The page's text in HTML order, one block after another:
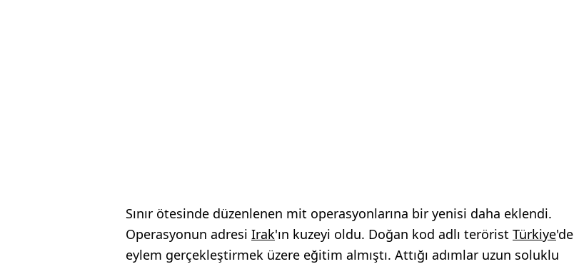
Sınır ötesinde düzenlenen mit operasyonlarına bir yenisi daha eklendi.
Operasyonun adresi Irak'ın kuzeyi oldu. Doğan kod adlı terörist Türkiye'de
eylem gerçekleştirmek üzere eğitim almıştı. Attığı adımlar uzun soluklu